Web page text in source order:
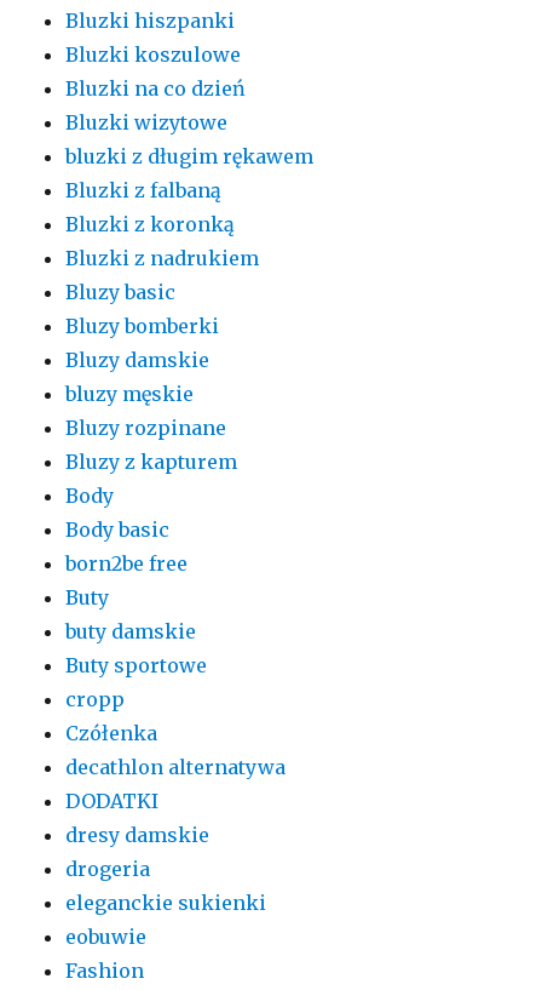
Bluzki hiszpanki
Bluzki koszulowe
Bluzki na co dzień
Bluzki wizytowe
bluzki z długim rękawem
Bluzki z falbaną
Bluzki z koronką
Bluzki z nadrukiem
Bluzy basic
Bluzy bomberki
Bluzy damskie
bluzy męskie
Bluzy rozpinane
Bluzy z kapturem
Body
Body basic
born2be free
Buty
buty damskie
Buty sportowe
cropp
Czółenka
decathlon alternatywa
DODATKI
dresy damskie
drogeria
eleganckie sukienki
eobuwie
Fashion